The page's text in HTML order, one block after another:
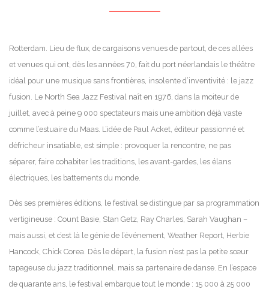
Rotterdam. Lieu de flux, de cargaisons venues de partout, de ces allées
et venues qui ont, dès les années 70, fait du port néerlandais le théâtre
idéal pour une musique sans frontières, insolente d’inventivité : le jazz
fusion. Le North Sea Jazz Festival naît en 1976, dans la moiteur de
juillet, avec à peine 9 000 spectateurs mais une ambition déjà vaste
comme l’estuaire du Maas. L’idée de Paul Acket, éditeur passionné et
défricheur insatiable, est simple : provoquer la rencontre, ne pas
séparer, faire cohabiter les traditions, les avant-gardes, les élans
électriques, les battements du monde.
Dès ses premières éditions, le festival se distingue par sa programmation
vertigineuse : Count Basie, Stan Getz, Ray Charles, Sarah Vaughan –
mais aussi, et c’est là le génie de l’événement, Weather Report, Herbie
Hancock, Chick Corea. Dès le départ, la fusion n’est pas la petite sœur
tapageuse du jazz traditionnel, mais sa partenaire de danse. En l’espace
de quarante ans, le festival embarque tout le monde : 15 000 à 25 000